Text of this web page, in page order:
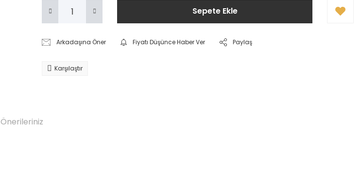
Sepete Ekle
Arkadaşına Öner Fiyatı Düşünce Haber Ver Paylaş
Karşılaştır
Önerileriniz